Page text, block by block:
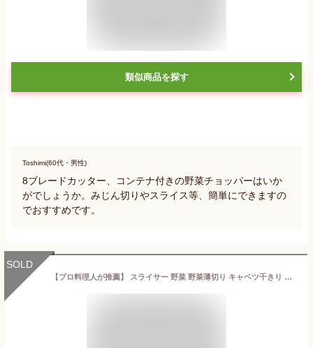
類似商品を探す
Toshimi(60代・男性)
8ブレードカッター、コンテナ付きの野菜チョッパーはいか
がでしょうか。みじん切りやスライス等、簡単にできますの
でおすすめです。
SOLD
【プロ料理人が推薦】 スライサー 野菜 野菜薄切り キャベツ千きり 野菜チョッパー 野菜カッター 大根おろし器 調理器 スライス・おろし・千きり・ツマ切り ワッフル スライサー 白髪ねぎ カッター 卵黄身分け コンテナ・安全ホルダー付き 手動